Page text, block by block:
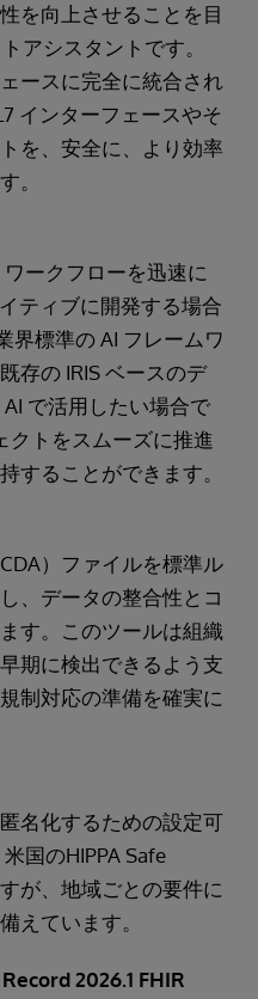
を向上させることを目
アシスタントです。
ースに完全に統合され
インターフェースやそ
を、安全に、より効率
。
ークフローを迅速に
ティブに開発する場合
界標準の AI フレームワ
存の IRIS ベースのデ
で活用したい場合で
クトをスムーズに推進
することができます。
）ファイルを標準ル
、データの整合性とコ
す。このツールは組織
期に検出できるよう支
制対応の準備を確実に
名化するための設定可
国のHIPPA Safe
が、地域ごとの要件に
えています。
2026.1 FHIR